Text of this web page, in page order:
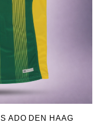
ADO DEN HAAG